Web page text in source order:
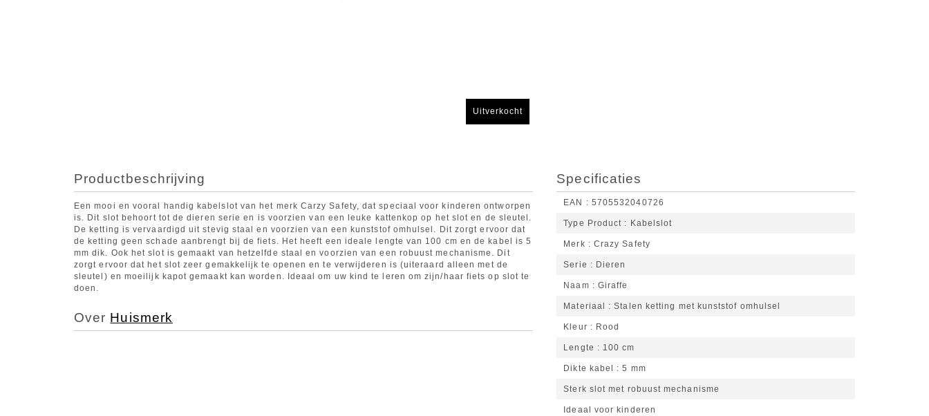
Uitverkocht
Productbeschrijving
Een mooi en vooral handig kabelslot van het merk Carzy Safety, dat speciaal voor kinderen ontworpen
is. Dit slot behoort tot de dieren serie en is voorzien van een leuke kattenkop op het slot en de sleutel.
De ketting is vervaardigd uit stevig staal en voorzien van een kunststof omhulsel. Dit zorgt ervoor dat
de ketting geen schade aanbrengt bij de fiets. Het heeft een ideale lengte van 100 cm en de kabel is 5
mm dik. Ook het slot is gemaakt van hetzelfde staal en voorzien van een robuust mechanisme. Dit
zorgt ervoor dat het slot zeer gemakkelijk te openen en te verwijderen is (uiteraard alleen met de
sleutel) en moeilijk kapot gemaakt kan worden. Ideaal om uw kind te leren om zijn/haar fiets op slot te
doen.
Over Huismerk
Specificaties
EAN 5705532040726
Type Product Kabelslot
Merk Crazy Safety
Serie Dieren
Naam Giraffe
Materiaal Stalen ketting met kunststof omhulsel
Kleur Rood
Lengte 100 cm
Dikte kabel 5 mm
Sterk slot met robuust mechanisme
Ideaal voor kinderen